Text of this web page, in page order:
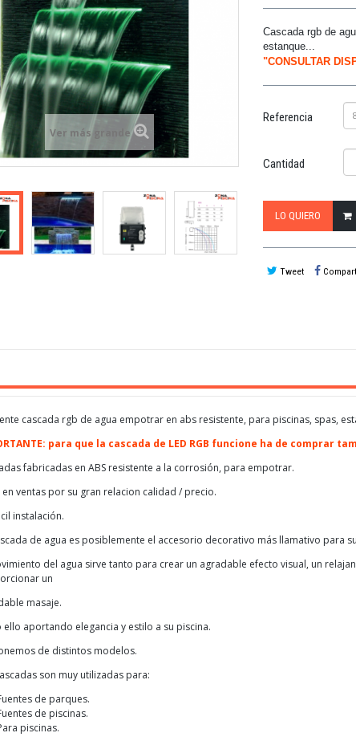
Ver más grande
Cascada rgb de
estanque...
"CONSULTAR
Referencia
Cantidad
LO QUIERO
Tweet
cascada rgb de agua empotrar en abs resistente, para piscinas, spas,
para que la cascada de LED RGB funcione ha de comprar
fabricadas en ABS resistente a la corrosión, para empotrar.
en ventas por su gran relacion calidad / precio.
instalación.
de agua es posiblemente el accesorio decorativo más llamativo para
del agua sirve tanto para crear un agradable efecto visual, un
un
masaje.
ello aportando elegancia y estilo a su piscina.
de distintos modelos.
son muy utilizadas para:
de parques.
de piscinas.
piscinas.